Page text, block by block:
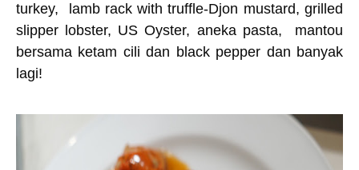
turkey, lamb rack with truffle-Djon mustard, grilled
slipper lobster, US Oyster, aneka pasta, mantou
bersama ketam cili dan black pepper dan banyak
lagi!